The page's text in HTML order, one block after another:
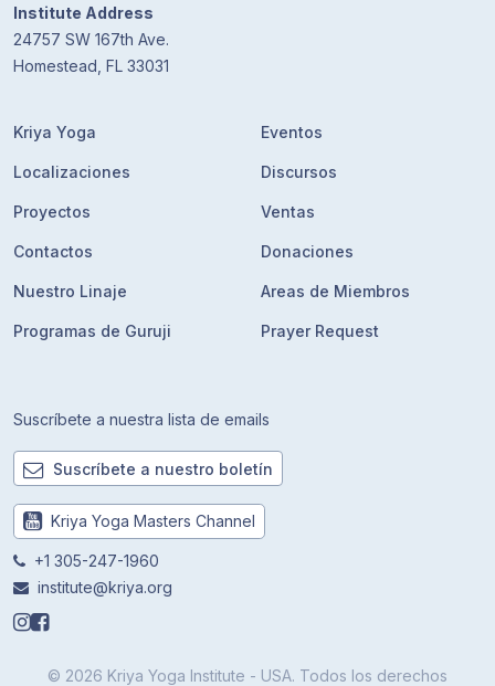
Institute Address
24757 SW 167th Ave.
Homestead, FL 33031
Kriya Yoga
Localizaciones
Proyectos
Contactos
Nuestro Linaje
Programas de Guruji
Eventos
Discursos
Ventas
Donaciones
Areas de Miembros
Prayer Request
Suscríbete a nuestra lista de emails
Suscríbete a nuestro boletín
Kriya Yoga Masters Channel
+1 305-247-1960
institute@kriya.org
© 2026 Kriya Yoga Institute - USA. Todos los derechos